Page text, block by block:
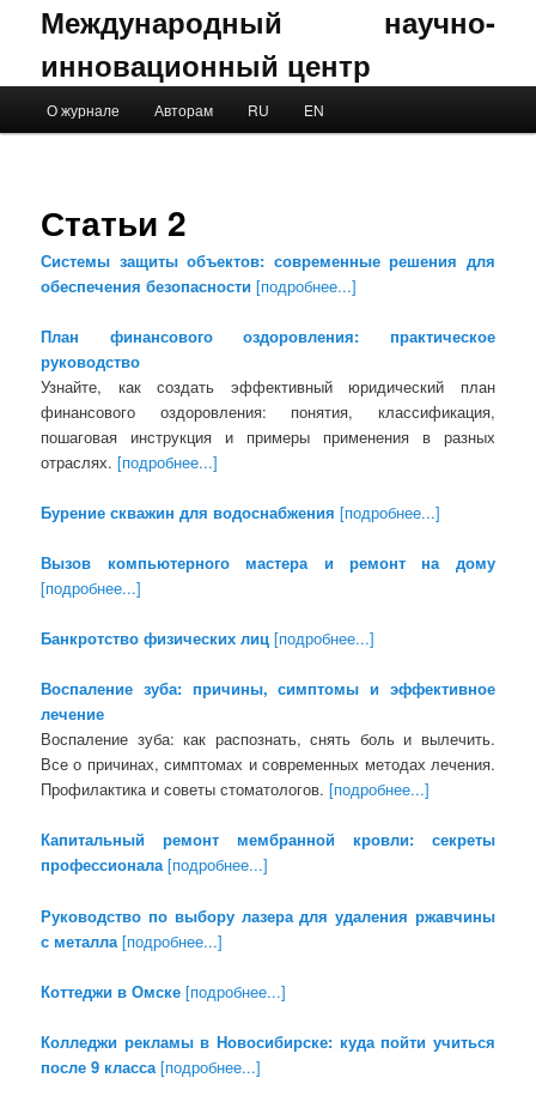
Международный научно-
инновационный центр
Skip to primary content
Skip to secondary content
О журнале Авторам RU EN
Статьи 2
Системы защиты объектов: современные решения для
обеспечения безопасности [подробнее...]
План финансового оздоровления: практическое
руководство
Узнайте, как создать эффективный юридический план
финансового оздоровления: понятия, классификация,
пошаговая инструкция и примеры применения в разных
отраслях.[подробнее...]
Бурение скважин для водоснабжения [подробнее...]
Вызов компьютерного мастера и ремонт на дому
[подробнее...]
Банкротство физических лиц [подробнее...]
Воспаление зуба: причины, симптомы и эффективное
лечение
Воспаление зуба: как распознать, снять боль и вылечить.
Все о причинах, симптомах и современных методах лечения.
Профилактика и советы стоматологов.[подробнее...]
Капитальный ремонт мембранной кровли: секреты
профессионала [подробнее...]
Руководство по выбору лазера для удаления ржавчины
с металла [подробнее...]
Коттеджи в Омске [подробнее...]
Колледжи рекламы в Новосибирске: куда пойти учиться
после 9 класса [подробнее...]